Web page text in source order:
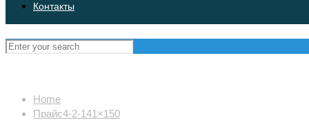
Контакты
Home
Прайс4-2-141×150